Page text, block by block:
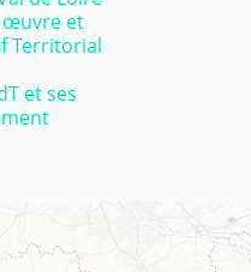
œuvre et
Territorial
et ses